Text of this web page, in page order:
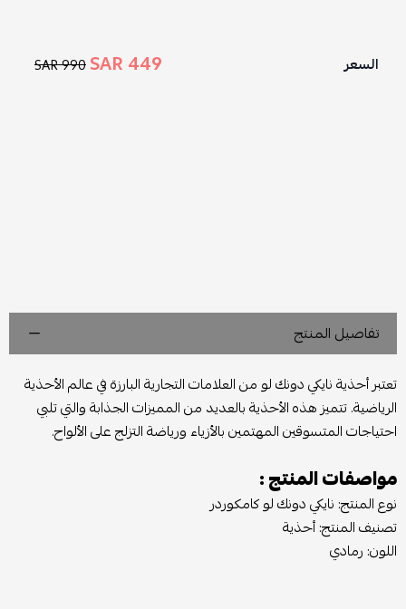
السعر 449 SAR
990 SAR
تفاصيل المنتج
تعتبر أحذية نايكي دونك لو من العلامات التجارية البارزة في عالم الأحذية
الرياضية. تتميز هذه الأحذية بالعديد من المميزات الجذابة والتي تلبي
احتياجات المتسوقين المهتمين بالأزياء ورياضة التزلج على الألواح.
مواصفات المنتج :
نوع المنتج: نايكي دونك لو كامكوردر
تصنيف المنتج: أحذية
اللون: رمادي